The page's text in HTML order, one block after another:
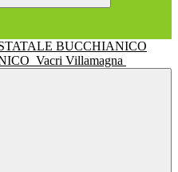
Vacri Villamagna